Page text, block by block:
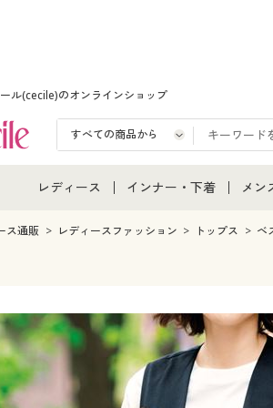
ル(cecile)のオンラインショップ
レディース
レディース通販すべて
女性下着
インナー・下着
インナー・下着通販すべ
メンズ下着
ジュニア・ティーンズ下
メン
メ
メン
ス通販 レディースファッション トップス ベ